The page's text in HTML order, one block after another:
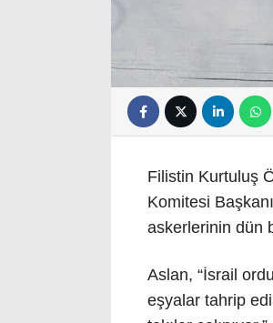
Filistin Kurtuluş
Komitesi
askerlerinin dün
Aslan, “İsrail
eşyalar tahrip